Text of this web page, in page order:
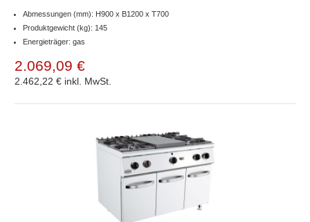
Abmessungen (mm): H900 x B1200 x T700
Produktgewicht (kg): 145
Energieträger: gas
2.069,09 €
2.462,22 € inkl. MwSt.